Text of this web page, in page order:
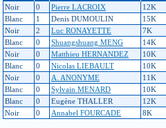
Noir
0 Pierre LACROIX 12K
Blanc
1 Denis DUMOULIN 15K
Noir
2 Luc RONAYETTE 7K
Blanc
0 Shuangshuang MENG 14K
Noir
0 Matthieu HERNANDEZ 10K
Blanc
0 Nicolas LIEBAULT 10K
Noir
0 A. ANONYME 11K
Blanc
0 Sylvain MENARD 10K
Blanc
0 Eugène THALLER 12K
Noir
0 Annabel FOURCADE 8K